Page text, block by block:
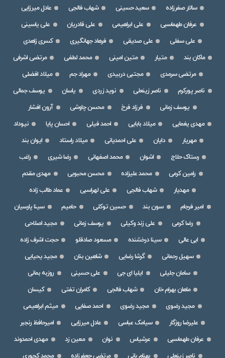
سالار صفرزاده
سعید حسینی شهاب فالجی
عادل میرزایی
عرفان طهماسبی
علی ابراهیمی علی قادریان
علی یاسینی
علی سفلی
علی صدیقی فرهاد جهانگیری
کسری زاهدی
ماکان بند
متیار متین امینی محمد لطفی
مرتضی اشرفی
مرتضی سرمدی
مجتبی دربیدی مهراد جم
میلاد افضلی
ناصر پورکرم
ناصر زینعلی نوید زردی یاسان
یوسف جمالی
یوسف زمانی
فرزاد فرخ محسن چاوشی
آرون افشار
مهدی یغمایی
میلاد بابایی احمد فیلی احسان پایا
نیوداد
مهریار
دایان علی احمدیانی میلاد راستاد
ایوان بند
رستاک حلاج
اشوان محمد اصفهانی رضا شیری
راغب
رامین کرمی
محمد علیزاده محسن محبوبی
مهدی مقدم
مهدیار
شهاب فالجی علی لهراسبی
عماد طالب زاده
امیر فرجام
سون بند حسین توکلی حامیم
سینا پارسیان
رضا کرمی
علی زند وکیلی یوسف زمانی
مجید اصلاحی
ابی عالی
سینا درخشنده مسعود صادقلو
حجت اشرف زاده
سهیل رحمانی
گرشا رضایی شاهین بنان
مجید یحیایی
سامان جلیلی
ایلیا ای جی علی حسینی
روزبه بمانی
ماهان بهرام خان
شهاب فالجی کامران تفتی
کیسان
مجید رضوی
مجید رضوی احمد صفایی
میثم ابراهیمی
علیرضا روزگار
سیامک عباسی عادل میرزایی
امیرحافظ رنجبر
عرفان طهماسبی
عرشیاس نوان معین زد
مهدی احمدوند
ناصر زینعلی
بهنام بانی مرتضی جعفرزاده محمد کجوری